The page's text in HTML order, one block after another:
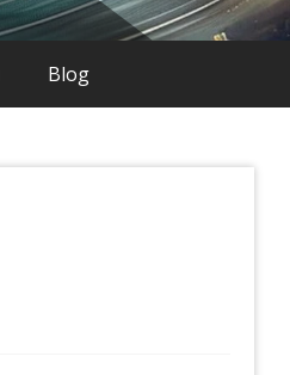
Blog